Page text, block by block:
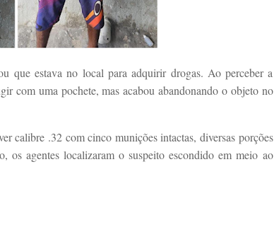
que estava no local para adquirir drogas. Ao perceber a
com uma pochete, mas acabou abandonando o objeto no
calibre .32 com cinco munições intactas, diversas porções
os agentes localizaram o suspeito escondido em meio ao